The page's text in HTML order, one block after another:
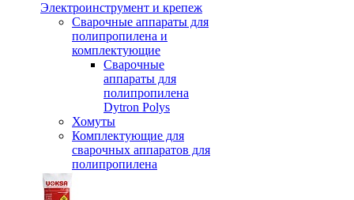
Электроинструмент и крепеж
Сварочные аппараты для
полипропилена и
комплектующие
Сварочные
аппараты для
полипропилена
Dytron Polys
Хомуты
Комплектующие для
сварочных аппаратов для
полипропилена